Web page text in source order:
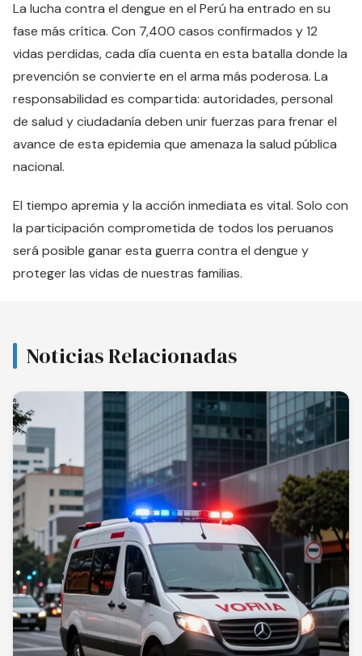
La lucha contra el dengue en el Perú ha entrado en su
fase más crítica. Con 7,400 casos confirmados y 12
vidas perdidas, cada día cuenta en esta batalla donde la
prevención se convierte en el arma más poderosa. La
responsabilidad es compartida: autoridades, personal
de salud y ciudadanía deben unir fuerzas para frenar el
avance de esta epidemia que amenaza la salud pública
nacional.
El tiempo apremia y la acción inmediata es vital. Solo con
la participación comprometida de todos los peruanos
será posible ganar esta guerra contra el dengue y
proteger las vidas de nuestras familias.
Noticias Relacionadas